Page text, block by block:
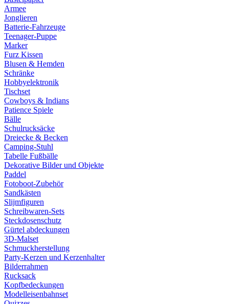
Armee
Jonglieren
Batterie-Fahrzeuge
Teenager-Puppe
Marker
Furz Kissen
Blusen & Hemden
Schränke
Hobbyelektronik
Tischset
Cowboys & Indians
Patience Spiele
Bälle
Schulrucksäcke
Dreiecke & Becken
Camping-Stuhl
Tabelle Fußbälle
Dekorative Bilder und Objekte
Paddel
Fotoboot-Zubehör
Sandkästen
Slijmfiguren
Schreibwaren-Sets
Steckdosenschutz
Gürtel abdeckungen
3D-Malset
Schmuckherstellung
Party-Kerzen und Kerzenhalter
Bilderrahmen
Rucksack
Kopfbedeckungen
Modelleisenbahnset